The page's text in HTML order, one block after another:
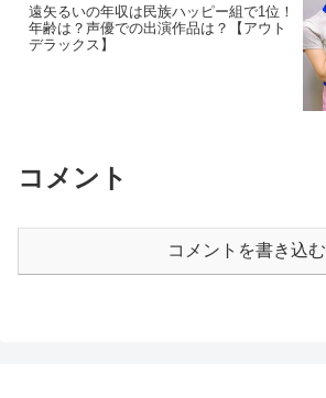
遠矢るいの年収は民族ハッピー組で1位！
年齢は？声優での出演作品は？【アウト
デラックス】
コメント
コメントを書き込む